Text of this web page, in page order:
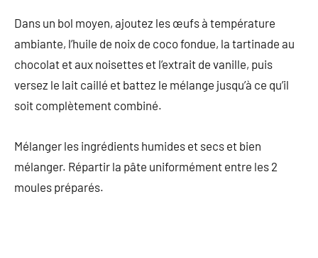
Dans un bol moyen, ajoutez les œufs à température
ambiante, l’huile de noix de coco fondue, la tartinade au
chocolat et aux noisettes et l’extrait de vanille, puis
versez le lait caillé et battez le mélange jusqu’à ce qu’il
soit complètement combiné.
Mélanger les ingrédients humides et secs et bien
mélanger. Répartir la pâte uniformément entre les 2
moules préparés.